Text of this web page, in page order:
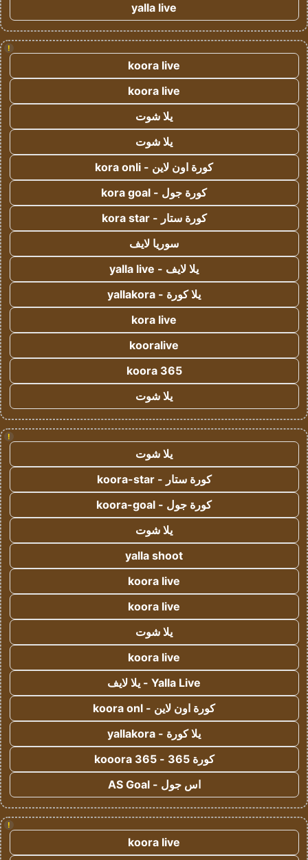
yalla live
!
koora live
koora live
يلا شوت
يلا شوت
كورة اون لاين - kora onli
كورة جول - kora goal
كورة ستار - kora star
سوريا لايف
يلا لايف - yalla live
يلا كورة - yallakora
kora live
kooralive
koora 365
يلا شوت
!
يلا شوت
كورة ستار - koora-star
كورة جول - koora-goal
يلا شوت
yalla shoot
koora live
koora live
يلا شوت
koora live
Yalla Live - يلا لايف
كورة اون لاين - koora onl
يلا كورة - yallakora
كورة 365 - kooora 365
اس جول - AS Goal
!
koora live